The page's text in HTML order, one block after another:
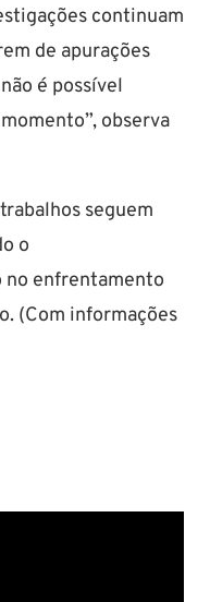
continuam
de apurações
é possível
observa
seguem
o
no enfrentamento
(Com informações